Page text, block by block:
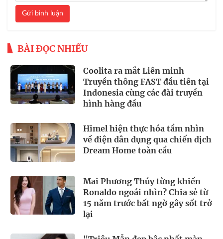
Gửi bình luận
BÀI ĐỌC NHIỀU
Coolita ra mắt Liên minh
Truyền thông FAST đầu tiên tại
Indonesia cùng các đài truyền
hình hàng đầu
Himel hiện thực hóa tầm nhìn
về điện dân dụng qua chiến dịch
Dream Home toàn cầu
Mai Phương Thúy từng khiến
Ronaldo ngoái nhìn? Chia sẻ từ
15 năm trước bất ngờ gây sốt trở
lại